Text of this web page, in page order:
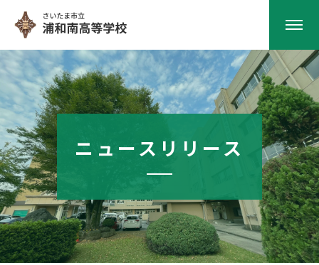
HOME
学校紹介
南高の教育
学校生活
部活動
ニュースリリース